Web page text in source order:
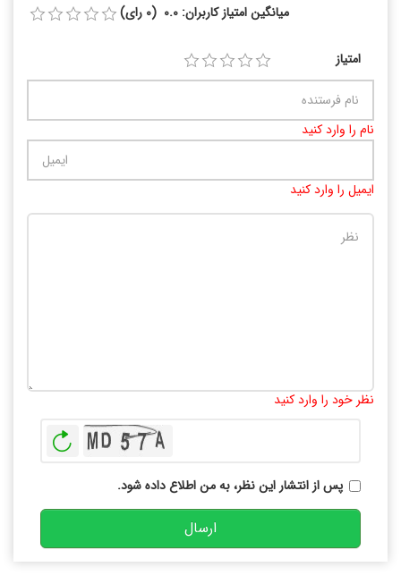
میانگین امتیاز کاربران: 0.0 (0 رای)
امتیاز
نام را وارد کنید
ایمیل را وارد کنید
نظر خود را وارد کنید
پس از انتشار این نظر، به من اطلاع داده شود.
ارسال